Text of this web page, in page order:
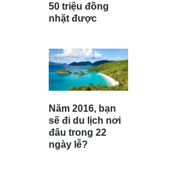
50 triệu đồng
nhặt được
Năm 2016, bạn
sẽ đi du lịch nơi
đâu trong 22
ngày lễ?